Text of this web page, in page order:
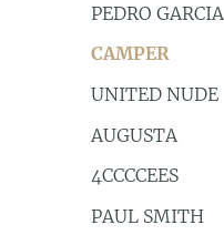
PEDRO GARCIA
CAMPER
UNITED NUDE
AUGUSTA
4CCCCEES
PAUL SMITH